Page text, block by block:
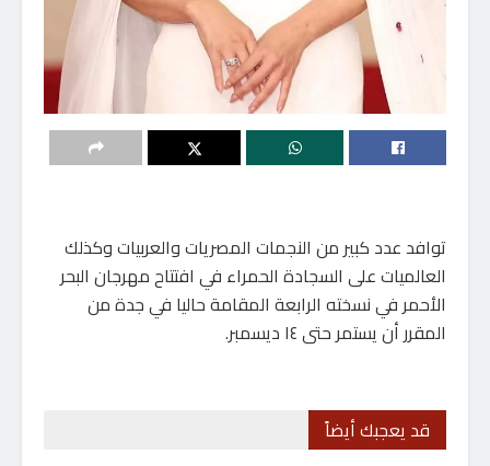
توافد عدد كبير من النجمات المصريات والعربيات وكذلك
العالميات على السجادة الحمراء في افتتاح مهرجان البحر
الأحمر في نسخته الرابعة المقامة حاليا في جدة من
المقرر أن يستمر حتى ١٤ ديسمبر.
قد يعجبك أيضاً